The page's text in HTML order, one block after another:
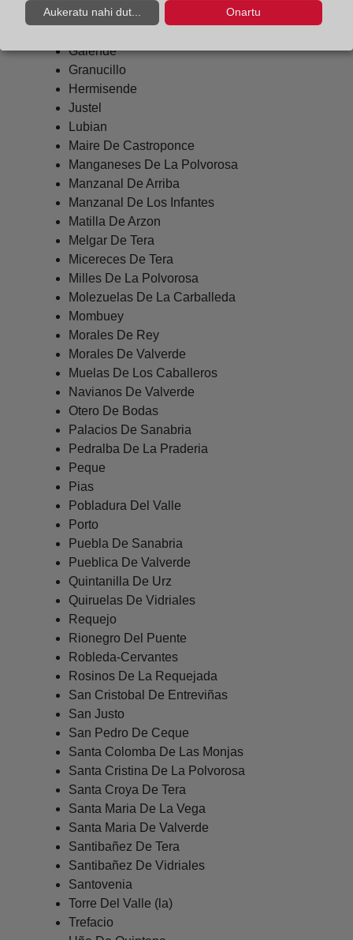
Fuente Encalada
Galende
Granucillo
Hermisende
Justel
Lubian
Maire De Castroponce
Manganeses De La Polvorosa
Manzanal De Arriba
Manzanal De Los Infantes
Matilla De Arzon
Melgar De Tera
Micereces De Tera
Milles De La Polvorosa
Molezuelas De La Carballeda
Mombuey
Morales De Rey
Morales De Valverde
Muelas De Los Caballeros
Navianos De Valverde
Otero De Bodas
Palacios De Sanabria
Pedralba De La Praderia
Peque
Pias
Pobladura Del Valle
Porto
Puebla De Sanabria
Pueblica De Valverde
Quintanilla De Urz
Quiruelas De Vidriales
Requejo
Rionegro Del Puente
Robleda-Cervantes
Rosinos De La Requejada
San Cristobal De Entreviñas
San Justo
San Pedro De Ceque
Santa Colomba De Las Monjas
Santa Cristina De La Polvorosa
Santa Croya De Tera
Santa Maria De La Vega
Santa Maria De Valverde
Santibañez De Tera
Santibañez De Vidriales
Santovenia
Torre Del Valle (la)
Trefacio
Aukeratu nahi dut... Onartu